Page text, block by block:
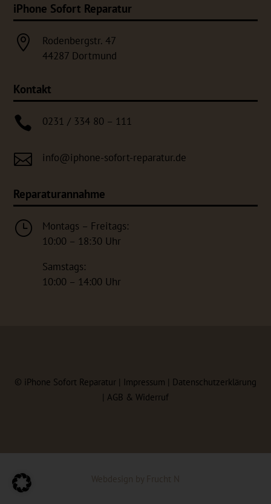
iPhone Sofort Reparatur

Rodenbergstr. 47
44287 Dortmund
Kontakt
 0231 / 334 80 – 111
 info@iphone-sofort-reparatur.de
Reparaturannahme
}
Montags – Freitags:
10:00 – 18:30 Uhr
Samstags:
10:00 – 14:00 Uhr
© iPhone Sofort Reparatur | Impressum | Datenschutzerklärung
| AGB & Widerruf
Webdesign by Frucht N